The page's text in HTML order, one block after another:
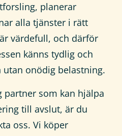
planerar
alla tjänster i rätt
värdefull, och därför
känns tydlig och
onödig belastning.
partner som kan hjälpa
till avslut, är du
oss. Vi köper